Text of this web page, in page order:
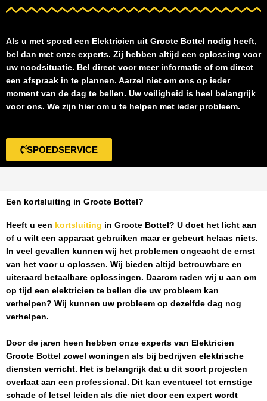
Als u met spoed een Elektricien uit Groote Bottel nodig heeft,
bel dan met onze experts. Zij hebben altijd een oplossing voor
uw noodsituatie. Bel direct voor meer informatie of om direct
een afspraak in te plannen. Aarzel niet om ons op ieder
moment van de dag te bellen. Uw veiligheid is heel belangrijk
voor ons. We zijn hier om u te helpen met ieder probleem.
SPOEDSERVICE
Een kortsluiting in Groote Bottel?
Heeft u een kortsluiting in Groote Bottel ? U doet het licht aan
of u wilt een apparaat gebruiken maar er gebeurt helaas niets.
In veel gevallen kunnen wij het problemen ongeacht de ernst
van het voor u oplossen. Wij bieden altijd betrouwbare en
uiteraard betaalbare oplossingen. Daarom raden wij u aan om
op tijd een elektricien te bellen die uw probleem kan
verhelpen? Wij kunnen uw probleem op dezelfde dag nog
verhelpen.
Door de jaren heen hebben onze experts van Elektricien
Groote Bottel zowel woningen als bij bedrijven elektrische
diensten verricht. Het is belangrijk dat u dit soort projecten
overlaat aan een professional. Dit kan eventueel tot ernstige
schade of letsel leiden als die niet door een expert wordt